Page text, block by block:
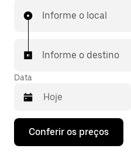
Informe o local
Informe o destino
Data
Pressione
seta
Conferir os preços